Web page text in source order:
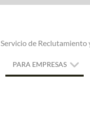
Servicio de Reclutamiento
PARA EMPRESAS